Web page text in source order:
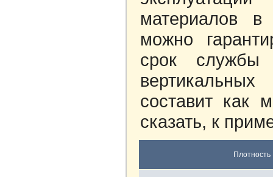
материалов в
можно
срок службы
составит как
сказать, к
Плотность